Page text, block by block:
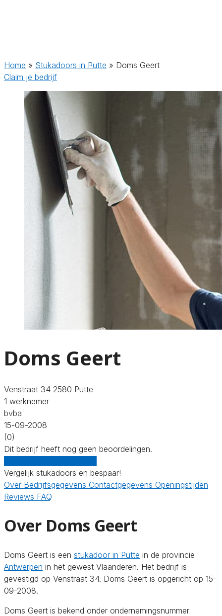
Home » Stukadoors in Putte » Doms Geert
Claim je bedrijf
Doms Geert
Venstraat 34 2580 Putte
1 werknemer
bvba
15-09-2008
(0)
Dit bedrijf heeft nog geen beoordelingen.
Vergelijk stukadoors en bespaar!
Over Bedrijfsgegevens Contactgegevens Openingstijden
Reviews FAQ
Over Doms Geert
Doms Geert is een stukadoor in Putte in de provincie
Antwerpen in het gewest Vlaanderen. Het bedrijf is
gevestigd op Venstraat 34. Doms Geert is opgericht op 15-
09-2008.
Doms Geert is bekend onder ondernemingsnummer